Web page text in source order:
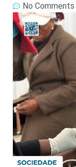
No Comments